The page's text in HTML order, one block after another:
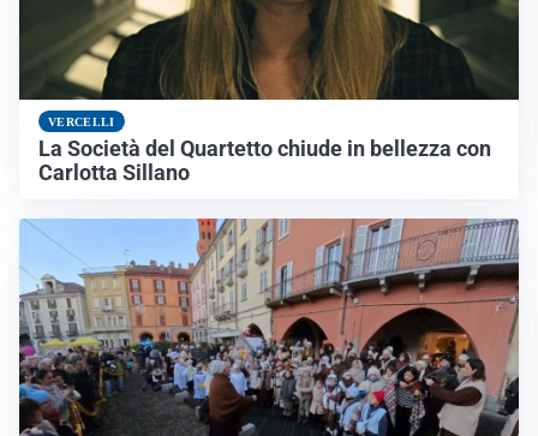
VERCELLI
La Società del Quartetto chiude in bellezza con
Carlotta Sillano